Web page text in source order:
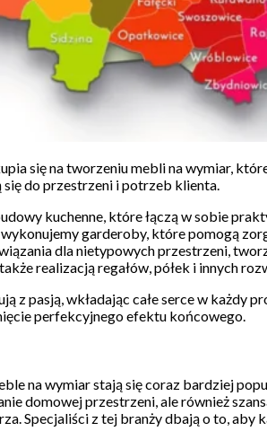
się na tworzeniu mebli na wymiar,
się do przestrzeni i potrzeb klienta.
kuchenne, które łączą w sobie
garderoby, które pomogą
dla nietypowych przestrzeni,
realizacją regałów, półek i innych
z pasją, wkładając całe serce w
perfekcyjnego efektu końcowego.
na wymiar stają się coraz bardziej
domowej przestrzeni, ale również
Specjaliści z tej branży dbają o to, aby